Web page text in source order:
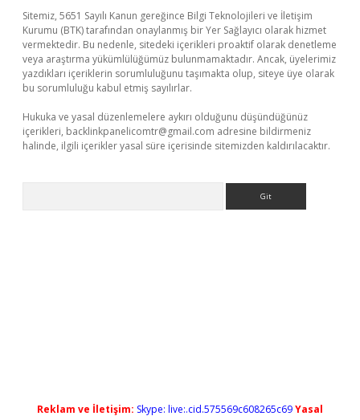
Sitemiz, 5651 Sayılı Kanun gereğince Bilgi Teknolojileri ve İletişim
Kurumu (BTK) tarafından onaylanmış bir Yer Sağlayıcı olarak hizmet
vermektedir. Bu nedenle, sitedeki içerikleri proaktif olarak denetleme
veya araştırma yükümlülüğümüz bulunmamaktadır. Ancak, üyelerimiz
yazdıkları içeriklerin sorumluluğunu taşımakta olup, siteye üye olarak
bu sorumluluğu kabul etmiş sayılırlar.
Hukuka ve yasal düzenlemelere aykırı olduğunu düşündüğünüz
içerikleri, backlinkpanelicomtr@gmail.com adresine bildirmeniz
halinde, ilgili içerikler yasal süre içerisinde sitemizden kaldırılacaktır.
Reklam ve İletişim: Skype: live:.cid.575569c608265c69Yasal